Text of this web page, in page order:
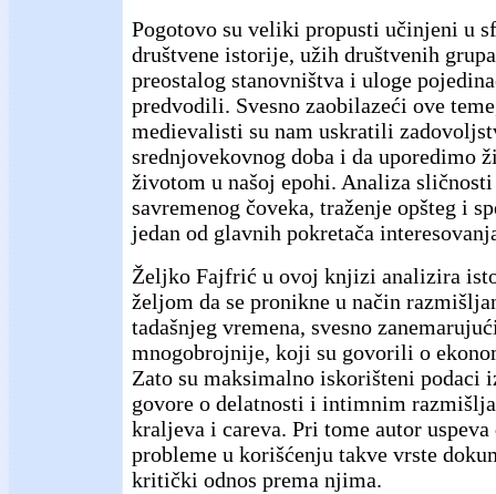
Pogotovo su veliki propusti učinjeni u
društvene istorije, užih društvenih
preostalog stanovništva i uloge
predvodili. Svesno zaobilazeći ove
medievalisti su nam uskratili
srednjovekovnog doba i da uporedimo
životom u našoj epohi. Analiza
savremenog čoveka, traženje opšteg i
jedan od glavnih pokretača
Željko Fajfrić u ovoj knjizi analizira
željom da se pronikne u način
tadašnjeg vremena, svesno
mnogobrojnije, koji su govorili o
Zato su maksimalno iskorišteni
govore o delatnosti i intimnim
kraljeva i careva. Pri tome autor
probleme u korišćenju takve vrste
kritički odnos prema njima.